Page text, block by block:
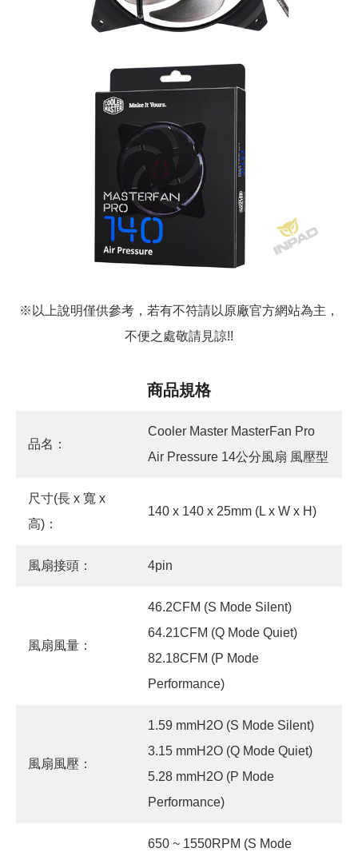
※以上說明僅供參考，若有不符請以原廠官方網站為主，
不便之處敬請見諒!!
商品規格
品名：
Cooler Master MasterFan Pro
Air Pressure 14公分風扇 風壓型
尺寸(長 x 寬 x
高)：
140 x 140 x 25mm (L x W x H)
風扇接頭： 4pin
風扇風量：
46.2CFM (S Mode Silent)
64.21CFM (Q Mode Quiet)
82.18CFM (P Mode
Performance)
風扇風壓：
1.59 mmH2O (S Mode Silent)
3.15 mmH2O (Q Mode Quiet)
5.28 mmH2O (P Mode
Performance)
650 ~ 1550RPM (S Mode